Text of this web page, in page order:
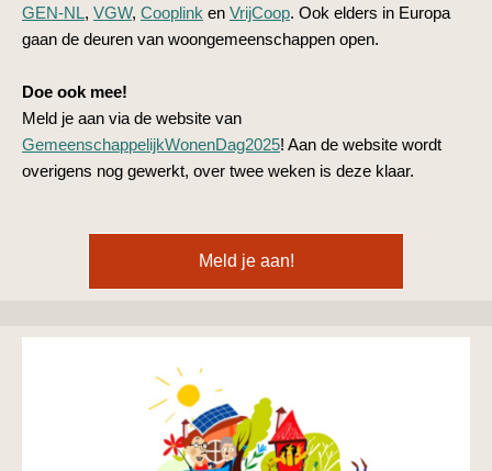
GEN-NL, VGW, Cooplink en VrijCoop. Ook elders in Europa
gaan de deuren van woongemeenschappen open.
Doe ook mee!
Meld je aan via de website van
GemeenschappelijkWonenDag2025! Aan de website wordt
overigens nog gewerkt, over twee weken is deze klaar.
Meld je aan!